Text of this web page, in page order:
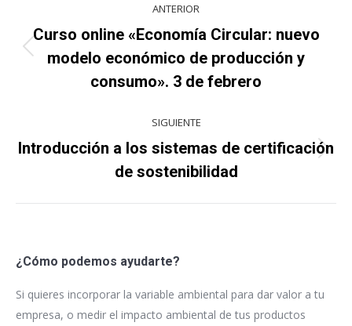
entre
proyectos
ANTERIOR
Proyecto
anterior
Curso online «Economía Circular: nuevo
modelo económico de producción y
consumo». 3 de febrero
SIGUIENTE
Proyecto
siguiente
Introducción a los sistemas de certificación
de sostenibilidad
¿Cómo podemos ayudarte?
Si quieres incorporar la variable ambiental para dar valor a tu
empresa, o medir el impacto ambiental de tus productos